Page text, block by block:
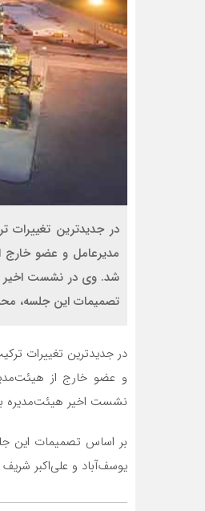
در جدیدترین
مدیرعامل و عضو خارج
شد. وی در نشست اخیر
تصمیمات این جلسه،
در جدیدترین تغییرات
و عضو خارج از
نشست اخیر هیئت‌مدیره
بر اساس تصمیمات این
یوسف‌آباد و علی‌اکبر